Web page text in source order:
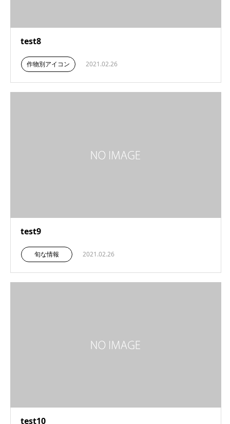
test8
作物別アイコン 2021.02.26
test9
旬な情報 2021.02.26
test10